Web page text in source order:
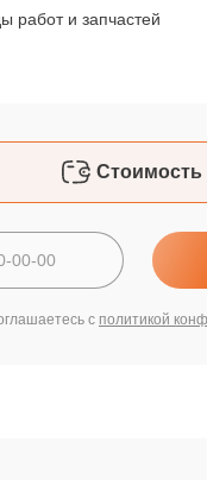
работ и запчастей
Стоимость
с политикой